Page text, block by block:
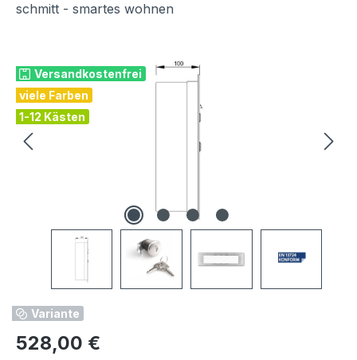
schmitt - smartes wohnen
Versandkostenfrei
viele Farben
1-12 Kästen
Variante
Regulärer Preis:
528,00 €